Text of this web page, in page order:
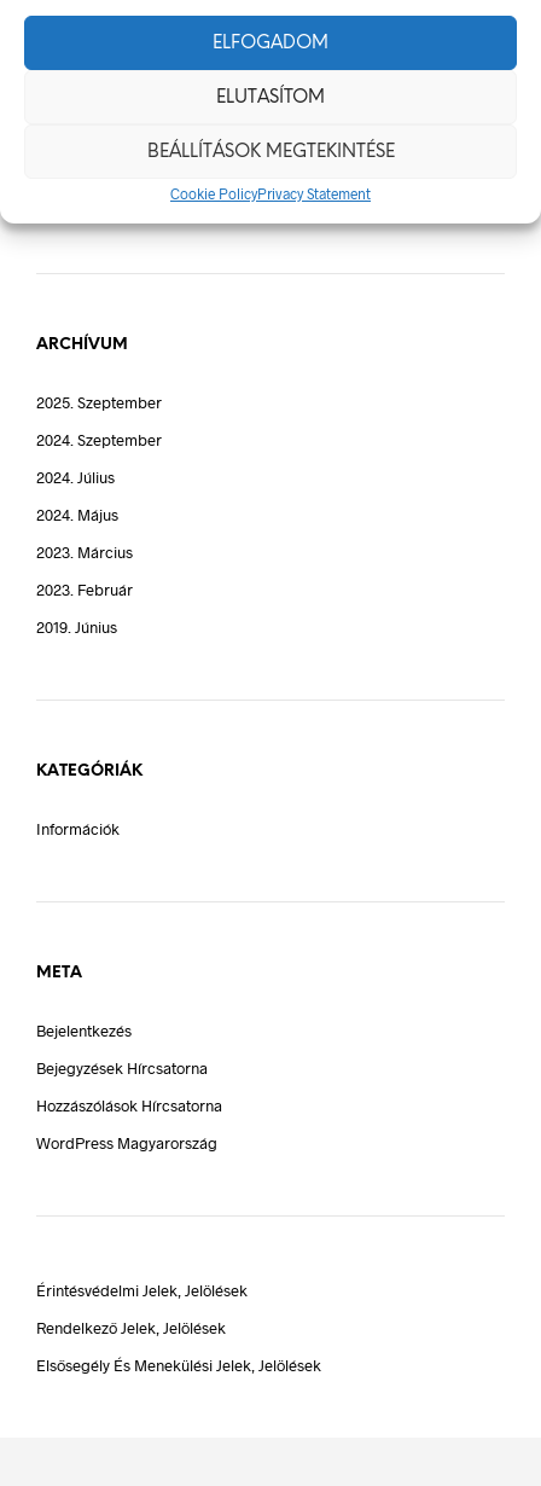
ELFOGADOM
ELUTASÍTOM
BEÁLLÍTÁSOK MEGTEKINTÉSE
Cookie PolicyPrivacy Statement
Ellenőrzés És Tudatosság Fontossága
ARCHÍVUM
2025. Szeptember
2024. Szeptember
2024. Július
2024. Május
2023. Március
2023. Február
2019. Június
KATEGÓRIÁK
Információk
META
Bejelentkezés
Bejegyzések Hírcsatorna
Hozzászólások Hírcsatorna
WordPress Magyarország
Érintésvédelmi Jelek, Jelölések
Rendelkező Jelek, Jelölések
Elsősegély És Menekülési Jelek, Jelölések